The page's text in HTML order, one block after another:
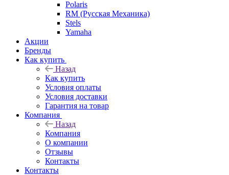
Polaris
RM (Русская Механика)
Stels
Yamaha
Акции
Бренды
Как купить
Назад
Как купить
Условия оплаты
Условия доставки
Гарантия на товар
Компания
Назад
Компания
О компании
Отзывы
Контакты
Контакты